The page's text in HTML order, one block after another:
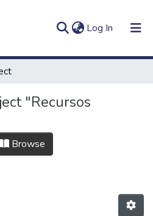
Log In (current)
"Recursos
Browse